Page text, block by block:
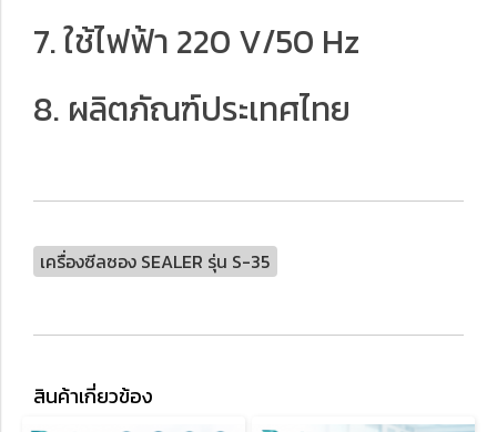
7. ใช้ไฟฟ้า 220 V/50 Hz
8. ผลิตภัณฑ์ประเทศไทย
เครื่องซีลซอง SEALER รุ่น S-35
สินค้าเกี่ยวข้อง